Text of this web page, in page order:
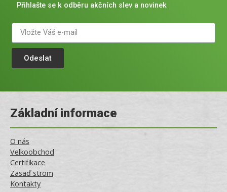
Přihlašte se k odběru akčních slev a novinek
Odeslat
Základní informace
O nás
Velkoobchod
Certifikace
Zasaď strom
Kontakty